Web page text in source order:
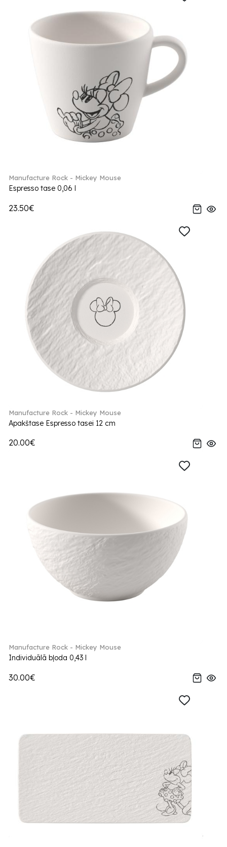
Manufacture Rock - Mickey Mouse
Espresso tase 0,06 l
23.50€
Manufacture Rock - Mickey Mouse
Apakštase Espresso tasei 12 cm
20.00€
Manufacture Rock - Mickey Mouse
Individuālā bļoda 0,43 l
30.00€